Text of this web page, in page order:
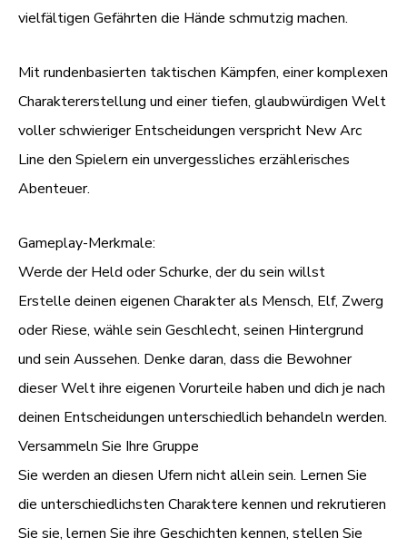
vielfältigen Gefährten die Hände schmutzig machen.
Mit rundenbasierten taktischen Kämpfen, einer komplexen
Charaktererstellung und einer tiefen, glaubwürdigen Welt
voller schwieriger Entscheidungen verspricht New Arc
Line den Spielern ein unvergessliches erzählerisches
Abenteuer.
Gameplay-Merkmale:
Werde der Held oder Schurke, der du sein willst
Erstelle deinen eigenen Charakter als Mensch, Elf, Zwerg
oder Riese, wähle sein Geschlecht, seinen Hintergrund
und sein Aussehen. Denke daran, dass die Bewohner
dieser Welt ihre eigenen Vorurteile haben und dich je nach
deinen Entscheidungen unterschiedlich behandeln werden.
Versammeln Sie Ihre Gruppe
Sie werden an diesen Ufern nicht allein sein. Lernen Sie
die unterschiedlichsten Charaktere kennen und rekrutieren
Sie sie, lernen Sie ihre Geschichten kennen, stellen Sie